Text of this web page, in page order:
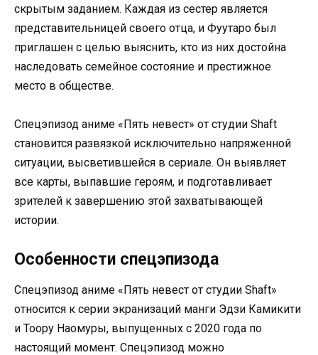
скрытым заданием. Каждая из сестер является
представительницей своего отца, и Фуутаро был
приглашен с целью выяснить, кто из них достойна
наследовать семейное состояние и престижное
место в обществе.
Спецэпизод аниме «Пять невест» от студии Shaft
становится развязкой исключительно напряженной
ситуации, высветившейся в сериале. Он выявляет
все карты, выпавшие героям, и подготавливает
зрителей к завершению этой захватывающей
истории.
Особенности спецэпизода
Спецэпизод аниме «Пять невест от студии Shaft»
относится к серии экранизаций манги Эдзи Камикити
и Тоору Наомуры, выпущенных с 2020 года по
настоящий момент. Спецэпизод можно